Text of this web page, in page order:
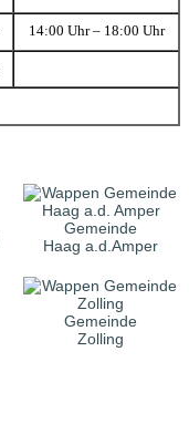
14:00 Uhr – 18:00 Uhr
Gemeinde
Haag a.d.Amper
Gemeinde
Zolling